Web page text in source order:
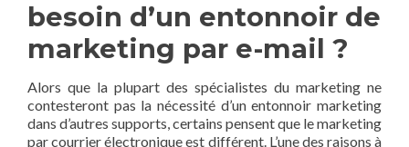
besoin d’un entonnoir de
marketing par e-mail ?
Alors que la plupart des spécialistes du marketing ne
contesteront pas la nécessité d’un entonnoir marketing
dans d’autres supports, certains pensent que le marketing
par courrier électronique est différent. L’une des raisons à